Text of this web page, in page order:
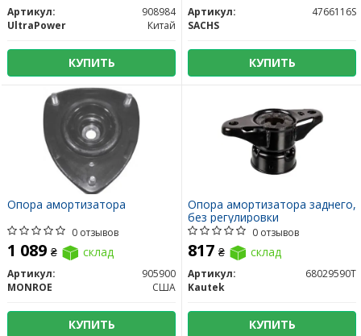
Артикул:
908984
UltraPower
Китай
КУПИТЬ
Артикул:
4766116S
SACHS
КУПИТЬ
Опора амортизатора
0 отзывов
1 089 ₴ склад
Артикул:
905900
MONROE
США
КУПИТЬ
Опора амортизатора заднего,
без регулировки
0 отзывов
817 ₴ склад
Артикул:
68029590T
Kautek
КУПИТЬ